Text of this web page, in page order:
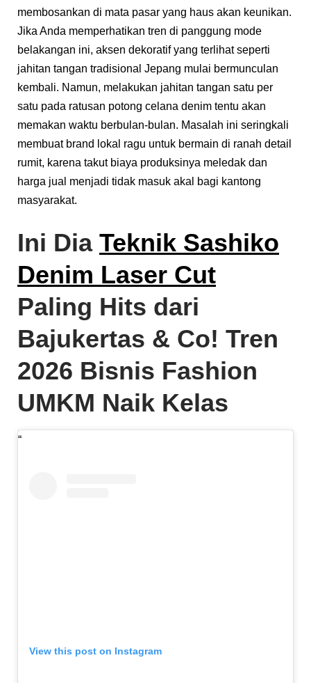
membosankan di mata pasar yang haus akan keunikan.
Jika Anda memperhatikan tren di panggung mode
belakangan ini, aksen dekoratif yang terlihat seperti
jahitan tangan tradisional Jepang mulai bermunculan
kembali. Namun, melakukan jahitan tangan satu per
satu pada ratusan potong celana denim tentu akan
memakan waktu berbulan-bulan. Masalah ini seringkali
membuat brand lokal ragu untuk bermain di ranah detail
rumit, karena takut biaya produksinya meledak dan
harga jual menjadi tidak masuk akal bagi kantong
masyarakat.
Ini Dia Teknik Sashiko
Denim Laser Cut
Paling Hits dari
Bajukertas & Co! Tren
2026 Bisnis Fashion
UMKM Naik Kelas
View this post on Instagram